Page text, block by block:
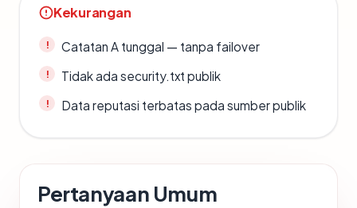
Kekurangan
Catatan A tunggal — tanpa failover
Tidak ada security.txt publik
Data reputasi terbatas pada sumber publik
Pertanyaan Umum